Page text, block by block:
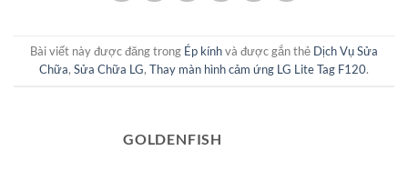
Bài viết này được đăng trong Ép kínhvà được gắn thẻ Dịch Vụ Sửa
Chữa, Sửa Chữa LG, Thay màn hình cảm ứng LG Lite Tag F120.
GOLDENFISH